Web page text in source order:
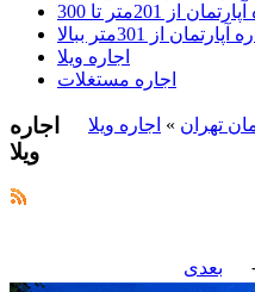
از 201متر تا 300
از 301متر ببالا
اجاره ویلا
اجاره مستغلات
تهران » اجاره ویلا
اجاره
ویلا
بعدی